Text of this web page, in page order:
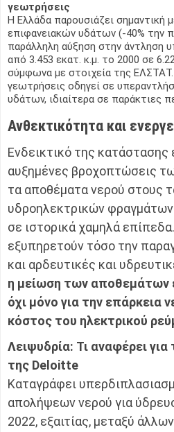
γεωτρήσεις
Η Ελλάδα παρουσιάζει σημαντική
επιφανειακών υδάτων (-40% την
παράλληλη αύξηση στην άντληση
από 3.453 εκατ. κ.μ. το 2000 σε
σύμφωνα με στοιχεία της
γεωτρήσεις οδηγεί σε
υδάτων, ιδιαίτερα σε παράκτιες
Ανθεκτικότητα και
Ενδεικτικό της κατάστασης
αυξημένες βροχοπτώσεις
τα αποθέματα νερού στους
υδροηλεκτρικών
σε ιστορικά χαμηλά
εξυπηρετούν τόσο την
και αρδευτικές και
η μείωση των αποθεμάτων
όχι μόνο για την επάρκεια
κόστος του ηλεκτρικού
Λειψυδρία: Τι αναφέρει
της Deloitte
Καταγράφει
απολήψεων νερού για
2022, εξαιτίας, μεταξύ